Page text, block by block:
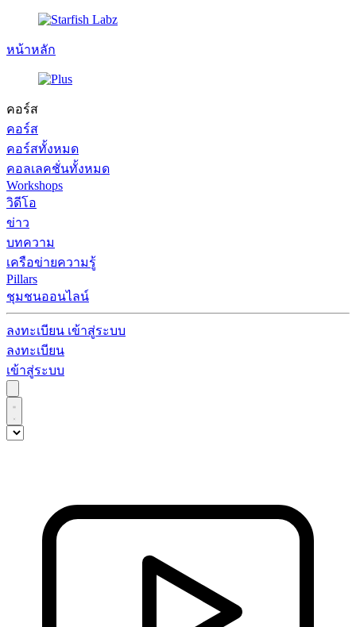
หน้าหลัก
คอร์ส
คอร์ส
คอร์สทั้งหมด
คอลเลคชั่นทั้งหมด
Workshops
วิดีโอ
ข่าว
บทความ
เครือข่ายความรู้
Pillars
ชุมชนออนไลน์
ลงทะเบียน เข้าสู่ระบบ
ลงทะเบียน
เข้าสู่ระบบ